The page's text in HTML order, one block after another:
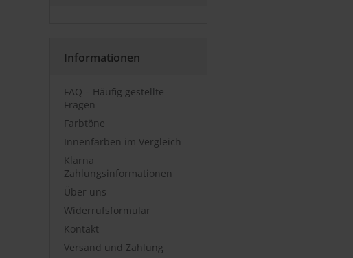
Informationen
FAQ – Häufig gestellte
Fragen
Farbtöne
Innenfarben im Vergleich
Klarna
Zahlungsinformationen
Über uns
Widerrufsformular
Kontakt
Versand und Zahlung